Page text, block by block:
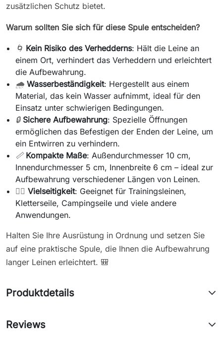
zusätzlichen Schutz bietet.
Warum sollten Sie sich für diese Spule entscheiden?
🌀 Kein Risiko des Verhedderns: Hält die Leine an
einem Ort, verhindert das Verheddern und erleichtert
die Aufbewahrung.
🌧️ Wasserbeständigkeit: Hergestellt aus einem
Material, das kein Wasser aufnimmt, ideal für den
Einsatz unter schwierigen Bedingungen.
🔒 Sichere Aufbewahrung: Spezielle Öffnungen
ermöglichen das Befestigen der Enden der Leine, um
ein Entwirren zu verhindern.
📏 Kompakte Maße: Außendurchmesser 10 cm,
Innendurchmesser 5 cm, Innenbreite 6 cm – ideal zur
Aufbewahrung verschiedener Längen von Leinen.
🏋️‍♂️ Vielseitigkeit: Geeignet für Trainingsleinen,
Kletterseile, Campingseile und viele andere
Anwendungen.
Halten Sie Ihre Ausrüstung in Ordnung und setzen Sie
auf eine praktische Spule, die Ihnen die Aufbewahrung
langer Leinen erleichtert. 🎒
Produktdetails
Reviews